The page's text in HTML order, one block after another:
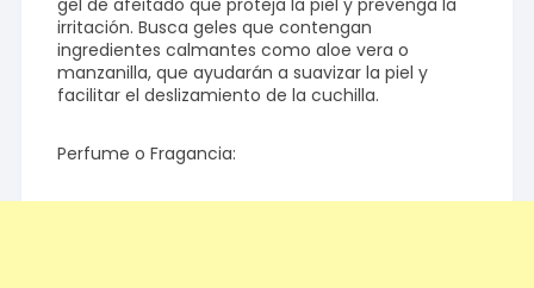
gel de afeitado que proteja la piel y prevenga la
irritación. Busca geles que contengan
ingredientes calmantes como aloe vera o
manzanilla, que ayudarán a suavizar la piel y
facilitar el deslizamiento de la cuchilla.
Perfume o Fragancia: